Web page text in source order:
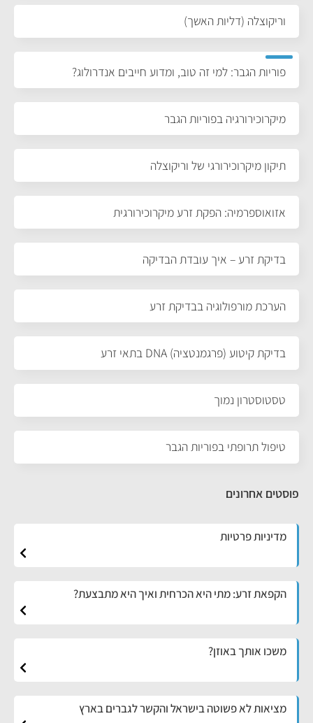
וריקוצלה (דליות האשך)
פוריות הגבר: למי זה טוב, ומדוע חייבים אנדרולוג?
מיקרוכירורגיה בפוריות הגבר
תיקון מיקרוכירורגי של וריקוצלה
אזואוספרמיה: הפקת זרע מיקרוכירורגית
בדיקת זרע – איך עובדת הבדיקה
הערכת מורפולוגיה בבדיקת זרע
בדיקת קיטוע (פרגמנטציה) DNA בתאי זרע
טסטוסטרון נמוך
טיפול תרופתי בפוריות הגבר
פוסטים אחרונים
מדיניות פרטיות
הקפאת זרע: מתי היא הכרחית ואיך היא מתבצעת?
משכו אותך באוזן?
מציאות לא פשוטה בישראל והקשר לגברים בארץ